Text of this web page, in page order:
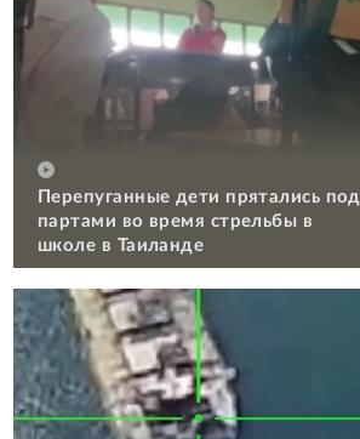
Перепуганные дети прятались под
партами во время стрельбы в
школе в Таиланде